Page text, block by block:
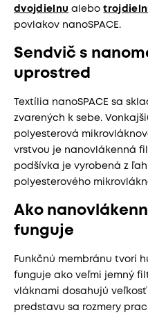
dvojdielnu alebo
povlakov nanoSPACE.
Sendvič s
uprostred
Textília nanoSPACE sa
zvarených k sebe.
polyesterová
vrstvou je nanovlákenná
podšívka je vyrobená z
polyesterového
Ako
funguje
Funkčnú membránu tvorí
funguje ako veľmi jemný
vláknami dosahujú veľkosť
predstavu sa rozmery